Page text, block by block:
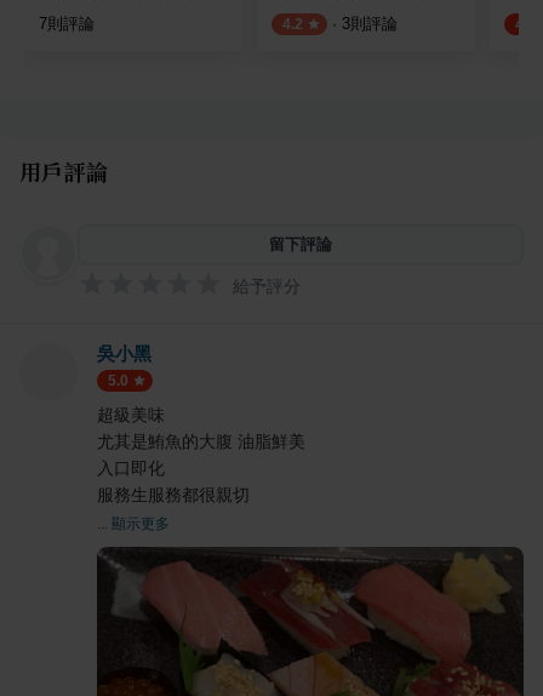
7則評論 4.2 · 3則評論 4.4
用戶評論
留下評論
給予評分
吳小黑
5.0
超級美味
尤其是鮪魚的大腹 油脂鮮美
入口即化
服務生服務都很親切
... 顯示更多